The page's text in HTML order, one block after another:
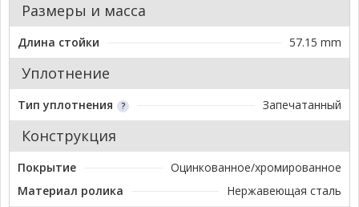
Размеры и масса
Длина стойки 57.15 mm
Уплотнение
Тип уплотнения Запечатанный
Конструкция
Покрытие
Оцинкованное/хромированное
Материал ролика
Нержавеющая сталь